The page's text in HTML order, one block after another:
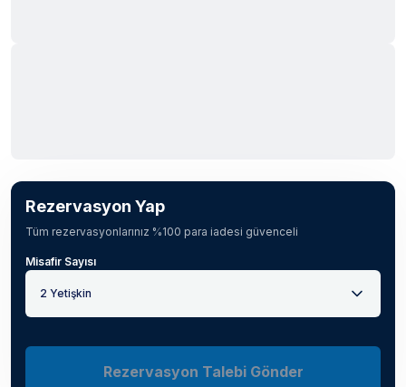
Rezervasyon Yap
Tüm rezervasyonlarınız %100 para iadesi güvenceli
Misafir Sayısı
2 Yetişkin
Rezervasyon Talebi Gönder